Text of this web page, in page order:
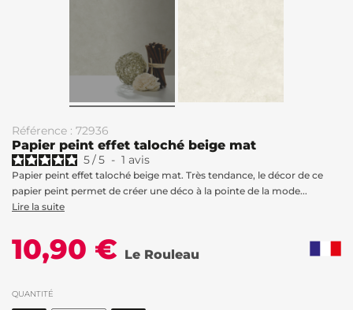
Référence : 72936
Papier peint effet taloché beige mat
5/5 - 1 avis
Papier peint effet taloché beige mat. Très tendance, le décor de ce
papier peint permet de créer une déco à la pointe de la mode...
Lire la suite
10,90 € Le Rouleau
QUANTITÉ